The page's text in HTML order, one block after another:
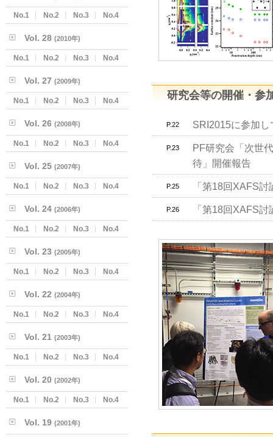
研究会等の開催・参
P.22 SRI2015に参加し
P.23
PF研究会「次世
待」開催報告
P.25 「第18回XAFS
P.26 「第18回XAFS
No.1 No.2 No.3 No.4
Vol. 28 (2010年)
No.1 No.2 No.3 No.4
Vol. 27 (2009年)
No.1 No.2 No.3 No.4
Vol. 26 (2008年)
No.1 No.2 No.3 No.4
Vol. 25 (2007年)
No.1 No.2 No.3 No.4
Vol. 24 (2006年)
No.1 No.2 No.3 No.4
Vol. 23 (2005年)
No.1 No.2 No.3 No.4
Vol. 22 (2004年)
No.1 No.2 No.3 No.4
Vol. 21 (2003年)
No.1 No.2 No.3 No.4
Vol. 20 (2002年)
No.1 No.2 No.3 No.4
Vol. 19 (2001年)